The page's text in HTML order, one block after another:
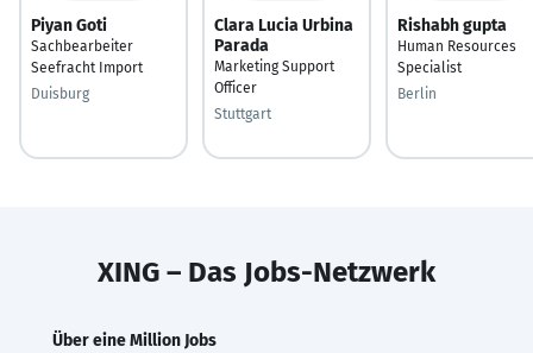
Piyan Goti
Sachbearbeiter
Seefracht Import
Duisburg
Clara Lucia Urbina
Parada
Marketing Support
Officer
Stuttgart
Rishabh gupta
Human Resources
Specialist
Berlin
XING – Das Jobs-Netzwerk
Über eine Million Jobs